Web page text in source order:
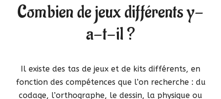
Combien de jeux différents y-
a-t-il ?
Il existe des tas de jeux et de kits différents, en
fonction des compétences que l’on recherche : du
codage, l’orthographe, le dessin, la physique ou